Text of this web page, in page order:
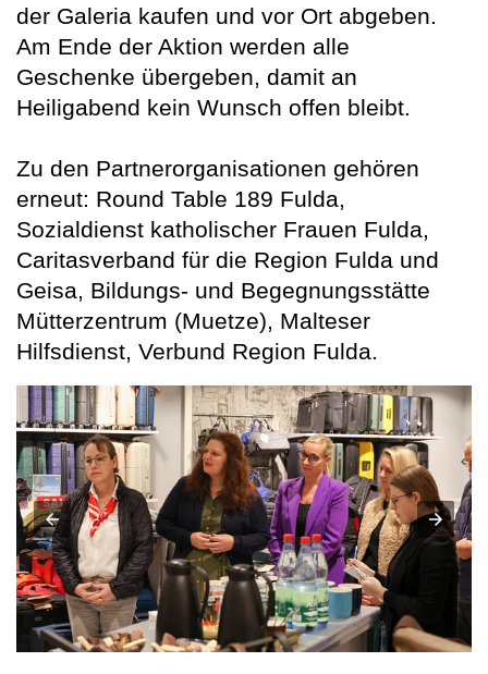
der Galeria kaufen und vor Ort abgeben.
Am Ende der Aktion werden alle
Geschenke übergeben, damit an
Heiligabend kein Wunsch offen bleibt.
Zu den Partnerorganisationen gehören
erneut: Round Table 189 Fulda,
Sozialdienst katholischer Frauen Fulda,
Caritasverband für die Region Fulda und
Geisa, Bildungs- und Begegnungsstätte
Mütterzentrum (Muetze), Malteser
Hilfsdienst, Verbund Region Fulda.